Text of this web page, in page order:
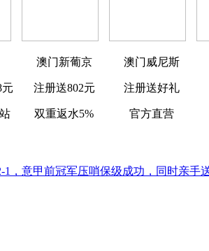
澳门新葡京
注册送802元
双重返水5%
澳门威尼斯
注册送好礼
官方直营
1，意甲前冠军压哨保级成功，同时亲手